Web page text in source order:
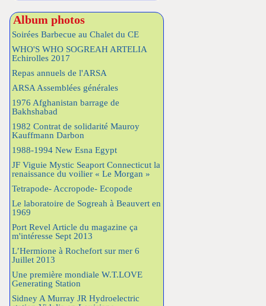
Album photos
Soirées Barbecue au Chalet du CE
WHO'S WHO SOGREAH ARTELIA
Echirolles 2017
Repas annuels de l'ARSA
ARSA Assemblées générales
1976 Afghanistan barrage de
Bakhshabad
1982 Contrat de solidarité Mauroy
Kauffmann Darbon
1988-1994 New Esna Egypt
JF Viguie Mystic Seaport Connecticut la
renaissance du voilier « Le Morgan »
Tetrapode- Accropode- Ecopode
Le laboratoire de Sogreah à Beauvert en
1969
Port Revel Article du magazine ça
m'intéresse Sept 2013
L’Hermione à Rochefort sur mer 6
Juillet 2013
Une première mondiale W.T.LOVE
Generating Station
Sidney A Murray JR Hydroelectric